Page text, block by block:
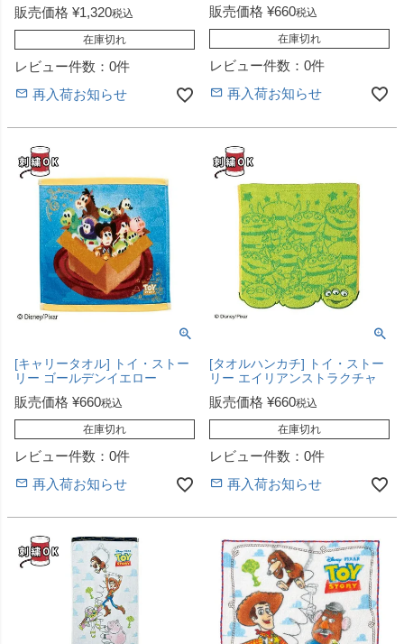
販売価格 ¥1,320税込
在庫切れ
レビュー件数：0件
再入荷お知らせ
販売価格 ¥660税込
在庫切れ
レビュー件数：0件
再入荷お知らせ
[キャリータオル] トイ・ストー
リー ゴールデンイエロー
販売価格 ¥660税込
在庫切れ
レビュー件数：0件
再入荷お知らせ
[タオルハンカチ] トイ・ストー
リー エイリアンストラクチャ
販売価格 ¥660税込
在庫切れ
レビュー件数：0件
再入荷お知らせ